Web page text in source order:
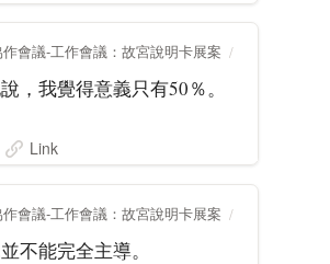
會議-工作會議：故宮說明卡展案
，我覺得意義只有50％。
Link
會議-工作會議：故宮說明卡展案
不能完全主導。